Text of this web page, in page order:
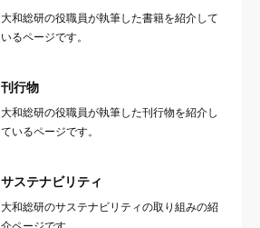
大和総研の役職員が執筆した書籍を紹介して
いるページです。
刊行物
大和総研の役職員が執筆した刊行物を紹介し
ているページです。
サステナビリティ
大和総研のサステナビリティの取り組みの紹